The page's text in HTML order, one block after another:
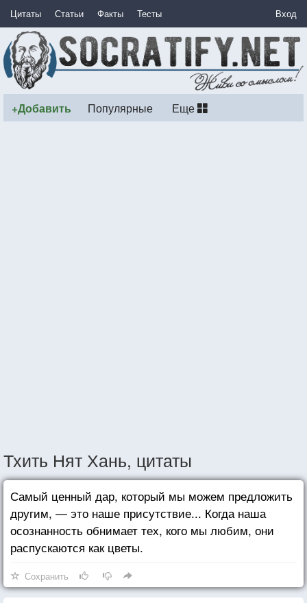
Цитаты Статьи Факты Тесты Вход
+Добавить Популярные Еще
Тхить Нят Хань, цитаты
Самый ценный дар, который мы можем предложить
другим, — это наше присутствие... Когда наша
осознанность обнимает тех, кого мы любим, они
распускаются как цветы.
Сохранить